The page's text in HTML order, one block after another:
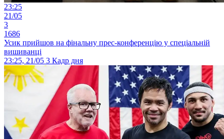
23:25
21/05
3
1686
Усик прийшов на фінальну прес-конференцію у спеціальній
вишиванці
23:25, 21/05 3 Кадр дня